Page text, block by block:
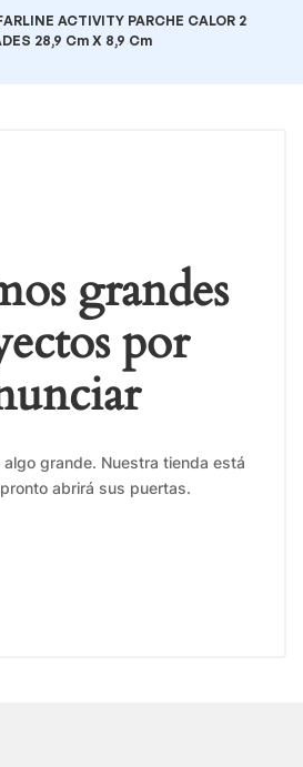
ACTIVITY PARCHE CALOR 2
28,9 Cm X 8,9 Cm
grandes
por
grande. Nuestra tienda está
abrirá sus puertas.